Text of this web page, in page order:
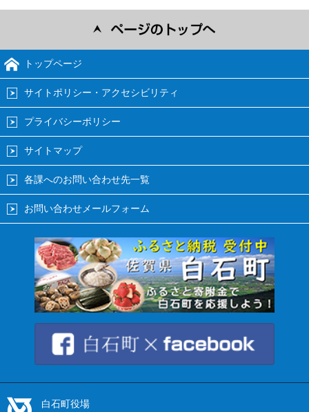
トップページ
サイトポリシー・アクセシビリティ
プライバシーポリシー
サイトマップ
各課へのお問い合わせ先一覧
お問い合わせメールフォーム
白石町役場